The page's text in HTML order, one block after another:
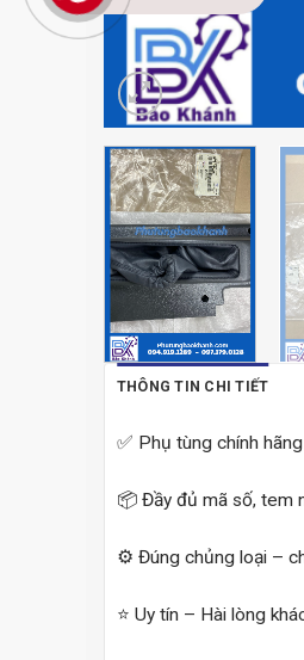
THÔNG TIN CHI TIẾT
✅ Phụ tùng chính
📦 Đầy đủ mã số, tem
⚙️ Đúng chủng loại –
⭐ Uy tín – Hài lòng